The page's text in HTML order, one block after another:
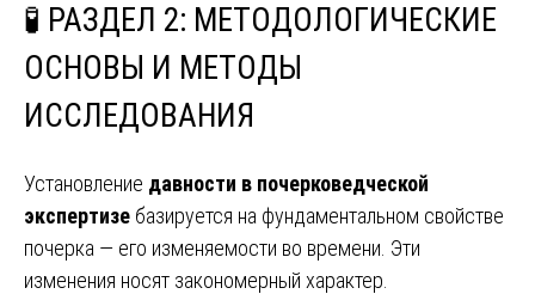
🧪 РАЗДЕЛ 2: МЕТОДОЛОГИЧЕСКИЕ
ОСНОВЫ И МЕТОДЫ
ИССЛЕДОВАНИЯ
Установление давности в почерковедческой
экспертизе базируется на фундаментальном свойстве
почерка — его изменяемости во времени. Эти
изменения носят закономерный характер.